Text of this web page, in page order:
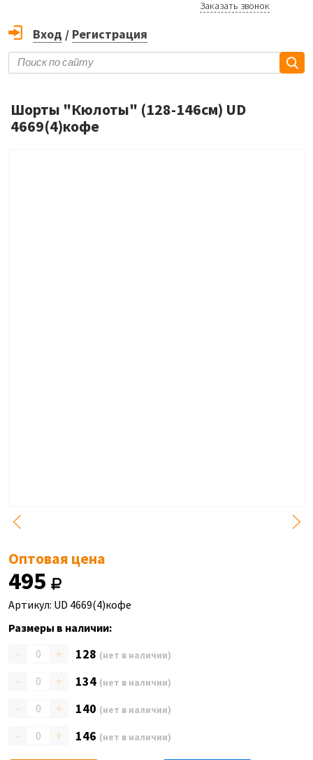
Заказать звонок
Вход / Регистрация
Шорты "Кюлоты" (128-146см) UD
4669(4)кофе
Оптовая цена
495
Артикул: UD 4669(4)кофе
Размеры в наличии:
– + 128 (нет в наличии)
– + 134 (нет в наличии)
– + 140 (нет в наличии)
– + 146 (нет в наличии)